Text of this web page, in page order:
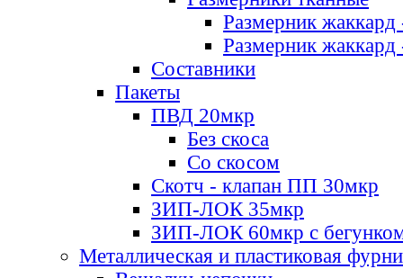
Размерник
Размерник
Составники
Пакеты
ПВД 20мкр
Без скоса
Со скосом
Скотч - клапан ПП 30мкр
ЗИП-ЛОК 35мкр
ЗИП-ЛОК 60мкр с
Металлическая и пластиковая